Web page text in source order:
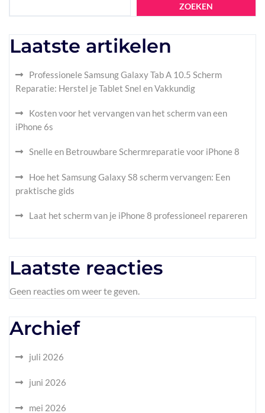
ZOEKEN
Laatste artikelen
Professionele Samsung Galaxy Tab A 10.5 Scherm
Reparatie: Herstel je Tablet Snel en Vakkundig
Kosten voor het vervangen van het scherm van een
iPhone 6s
Snelle en Betrouwbare Schermreparatie voor iPhone 8
Hoe het Samsung Galaxy S8 scherm vervangen: Een
praktische gids
Laat het scherm van je iPhone 8 professioneel repareren
Laatste reacties
Geen reacties om weer te geven.
Archief
juli 2026
juni 2026
mei 2026